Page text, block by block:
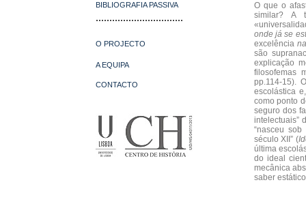
BIBLIOGRAFIA PASSIVA
................................
O PROJECTO
A EQUIPA
CONTACTO
O que o
similar? A
onde já se
excelência
são
explicação
filosofemas
pp.114-15).
escolástica
como ponto
seguro dos
intelectuais”
“nasceu
século XII” (
última
do ideal
mecânica
saber